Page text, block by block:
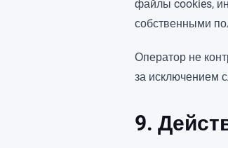
файлы cookies,
собственными
Оператор не
за исключением
9.